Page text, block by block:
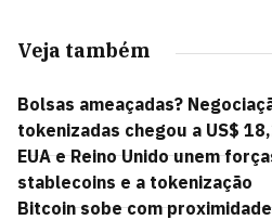
Veja também
Bolsas ameaçadas?
tokenizadas chegou a US$
EUA e Reino Unido unem
stablecoins e a tokenização
Bitcoin sobe com